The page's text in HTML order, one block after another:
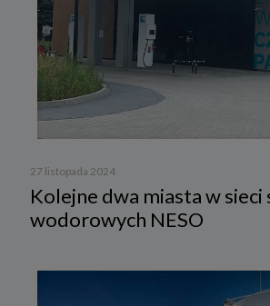
27 listopada 2024
Kolejne dwa miasta w sieci
wodorowych NESO